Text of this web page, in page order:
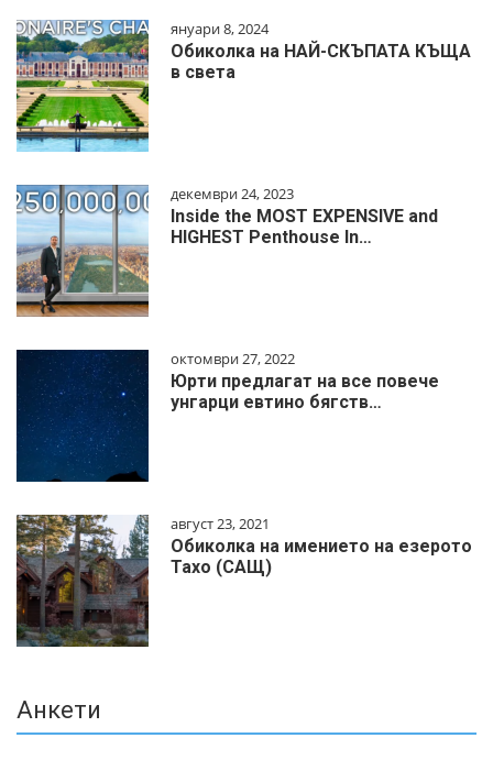
януари 8, 2024
Обиколка на НАЙ-СКЪПАТА КЪЩА
в света
декември 24, 2023
Inside the MOST EXPENSIVE and
HIGHEST Penthouse In…
октомври 27, 2022
Юрти предлагат на все повече
унгарци евтино бягств…
август 23, 2021
Обиколка на имението на езерото
Тахо (САЩ)
Анкети